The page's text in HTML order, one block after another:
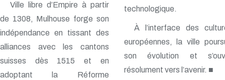
Ville libre d’Empire à partir
de 1308, Mulhouse forge son
indépendance en tissant des
alliances avec les cantons
suisses dès 1515 et en
adoptant la Réforme
technologique.
À l’interface des
européennes, la ville
son évolution et
résolument vers l’avenir. ■